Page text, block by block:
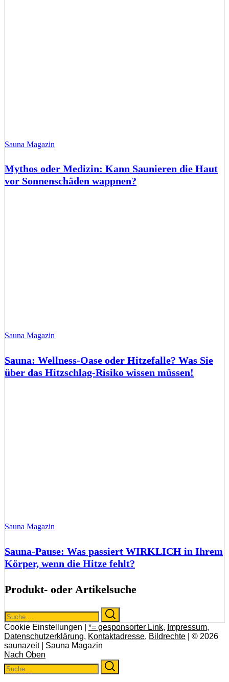
Sauna Magazin
Mythos oder Medizin: Kann Saunieren die Haut
vor Sonnenschäden wappnen?
Sauna Magazin
Sauna: Wellness-Oase oder Hitzefalle? Was Sie
über das Hitzschlag-Risiko wissen müssen!
Sauna Magazin
Sauna-Pause: Was passiert WIRKLICH in Ihrem
Körper, wenn die Hitze fehlt?
Produkt- oder Artikelsuche
Search
for:
Cookie Einstellungen | *= gesponsorter Link, Impressum,
Datenschutzerklärung, Kontaktadresse, Bildrechte | © 2026
saunazeit | Sauna Magazin
Nach Oben
Search
for: